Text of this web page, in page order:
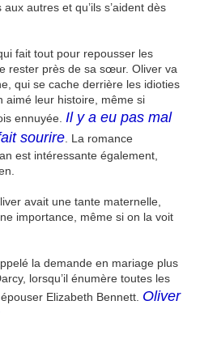
autres et qu’ils s’aident dès
fait tout pour repousser les
rester près de sa sœur. Oliver va
qui se cache derrière les idioties
aimé leur histoire, même si
ennuyée. Il y a eu pas mal
sourire . La romance
est intéressante également,
avait une tante maternelle,
importance, même si on la voit
la demande en mariage plus
lorsqu’il énumère toutes les
Elizabeth Bennett. Oliver